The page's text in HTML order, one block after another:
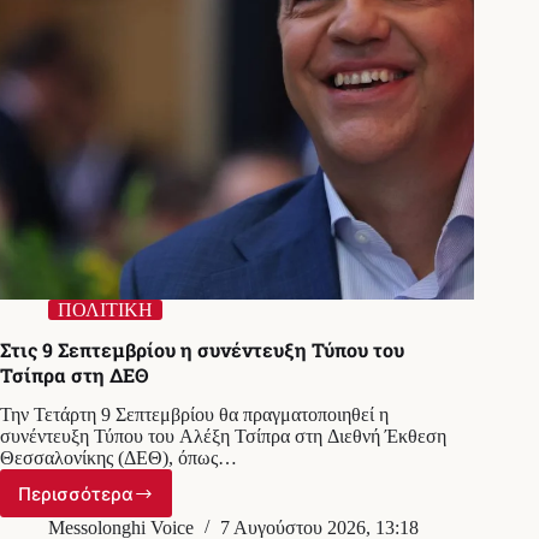
ΠΟΛΙΤΙΚΗ
Στις 9 Σεπτεμβρίου η συνέντευξη Τύπου του
Τσίπρα στη ΔΕΘ
Την Τετάρτη 9 Σεπτεμβρίου θα πραγματοποιηθεί η
συνέντευξη Τύπου του Αλέξη Τσίπρα στη Διεθνή Έκθεση
Θεσσαλονίκης (ΔΕΘ), όπως…
Περισσότερα
Στις
9
Messolonghi Voice 7 Αυγούστου 2026, 13:18